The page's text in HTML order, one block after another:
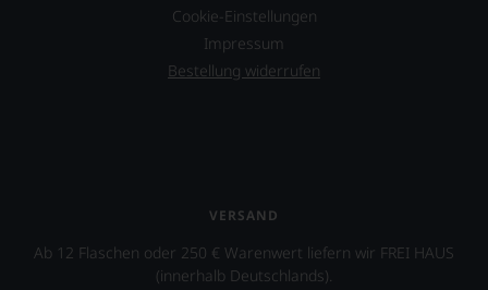
Cookie-Einstellungen
Impressum
Bestellung widerrufen
VERSAND
Ab 12 Flaschen oder 250 € Warenwert liefern wir FREI HAUS
(innerhalb Deutschlands).